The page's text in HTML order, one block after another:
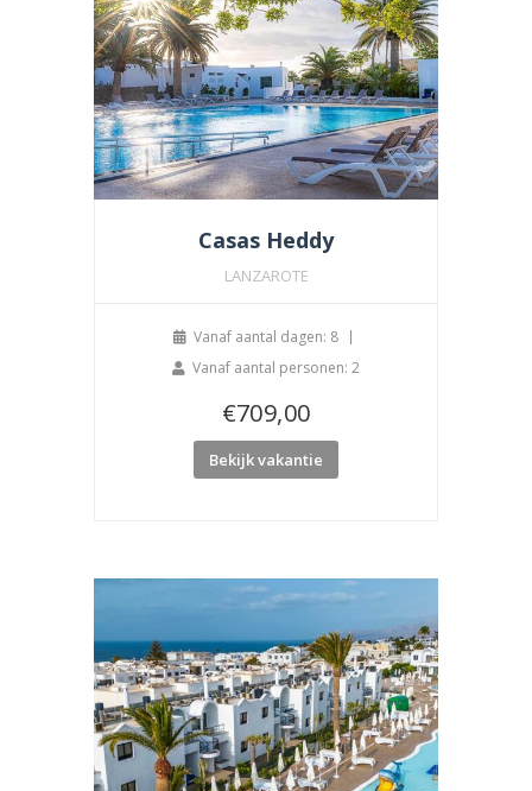
Casas Heddy
LANZAROTE
Vanaf aantal dagen: 8
Vanaf aantal personen: 2
€709,00
Bekijk vakantie